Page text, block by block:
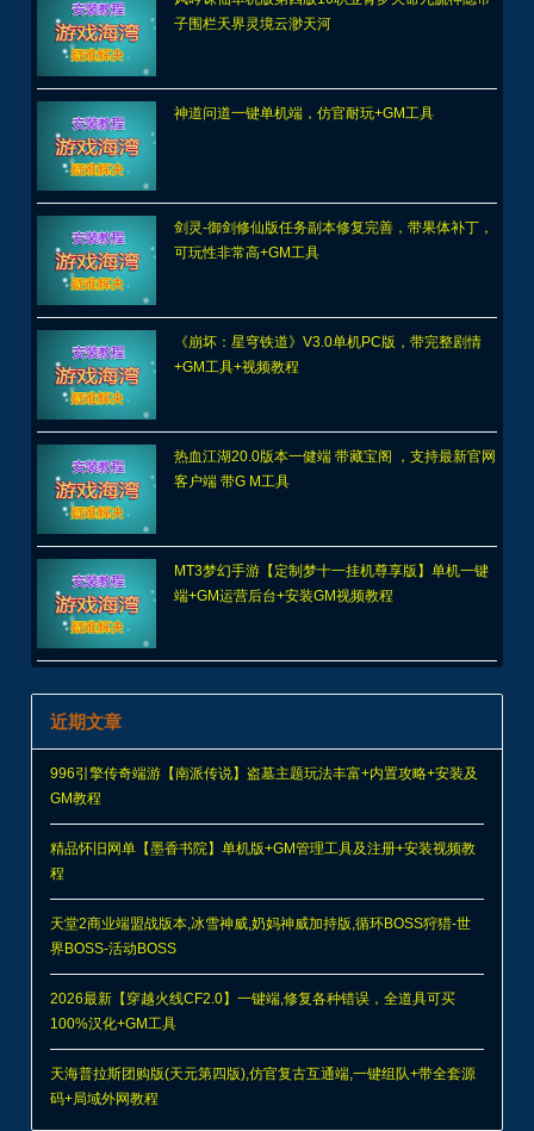
子围栏天界灵境云渺天河
神道问道一键单机端，仿官耐玩+GM工具
剑灵-御剑修仙版任务副本修复完善，带果体补丁，
可玩性非常高+GM工具
《崩坏：星穹铁道》V3.0单机PC版，带完整剧情
+GM工具+视频教程
热血江湖20.0版本一健端 带藏宝阁 ，支持最新官网
客户端 带G M工具
MT3梦幻手游【定制梦十一挂机尊享版】单机一键
端+GM运营后台+安装GM视频教程
近期文章
996引擎传奇端游【南派传说】盗墓主题玩法丰富+内置攻略+安装及
GM教程
精品怀旧网单【墨香书院】单机版+GM管理工具及注册+安装视频教
程
天堂2商业端盟战版本,冰雪神威,奶妈神威加持版,循环BOSS狩猎-世
界BOSS-活动BOSS
2026最新【穿越火线CF2.0】一键端,修复各种错误，全道具可买
100%汉化+GM工具
天海普拉斯团购版(天元第四版),仿官复古互通端,一键组队+带全套源
码+局域外网教程